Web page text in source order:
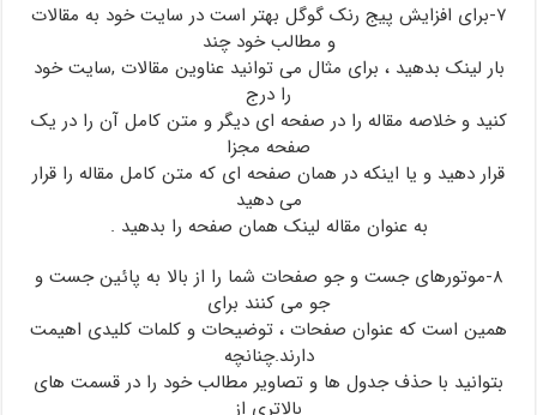
۷-برای افزایش پیج رنک گوگل بهتر است در سایت خود به مقالات
و مطالب خود چند
بار لینک بدهید ، برای مثال می توانید عناوین مقالات ,سایت خود
را درج
کنید و خلاصه مقاله را در صفحه ای دیگر و متن کامل آن را در یک
صفحه مجزا
قرار دهید و یا اینکه در همان صفحه ای که متن کامل مقاله را قرار
می دهید
به عنوان مقاله لینک همان صفحه را بدهید .
۸-موتورهای جست و جو صفحات شما را از بالا به پائین جست و
جو می کنند برای
همین است که عنوان صفحات ، توضیحات و کلمات کلیدی اهیمت
دارند.چنانچه
بتوانید با حذف جدول ها و تصاویر مطالب خود را در قسمت های